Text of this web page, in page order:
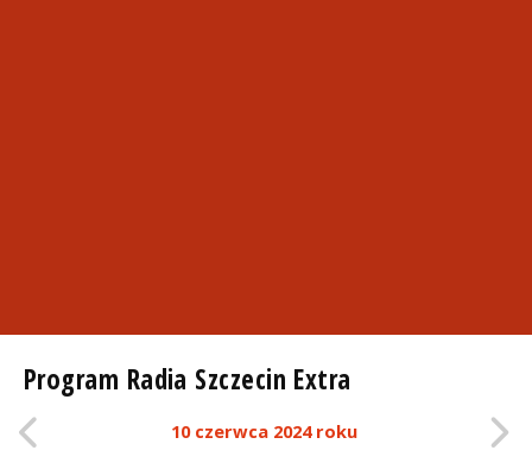
Program Radia Szczecin Extra
10 czerwca 2024 roku